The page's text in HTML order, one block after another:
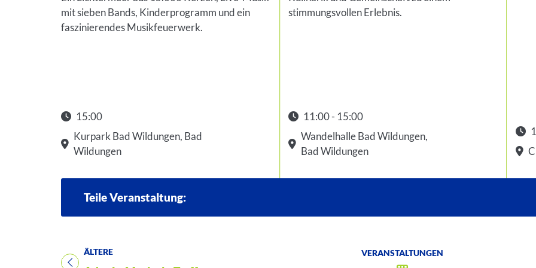
mit sieben Bands, Kinderprogramm und ein
faszinierendes Musikfeuerwerk.
15:00
Kurpark Bad Wildungen, Bad
Wildungen
stimmungsvollen Erlebnis.
11:00 - 15:00
Startzeit: 11:00
Wandelhalle Bad Wildungen,
Bad Wildungen
Teile Veranstaltung:
ÄLTERE VERANSTALTUNGEN